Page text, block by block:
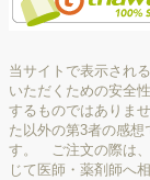
当サイトで表示され
いただくための安全
するものではありま
た以外の第3者の感想
す。 ご注文の際は、
じて医師・薬剤師へ